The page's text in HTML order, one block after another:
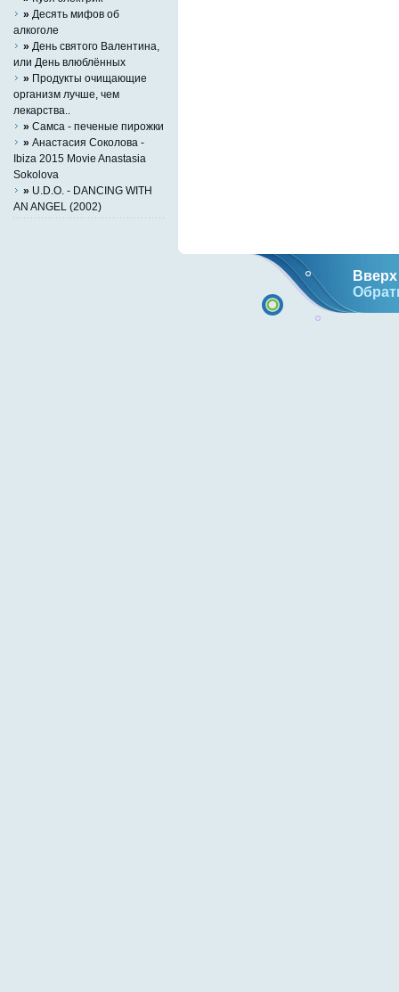
» Десять мифов об
алкоголе
» День святого Валентина,
или День влюблённых
» Продукты очищающие
организм лучше, чем
лекарства..
» Cамса - печеные пирожки
» Анастасия Соколова -
Ibiza 2015 Movie Anastasia
Sokolova
» U.D.O. - DANCING WITH
AN ANGEL (2002)
Вверх